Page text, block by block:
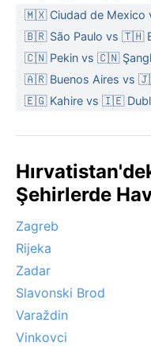
🇲🇽 Ciudad de Mexico
🇧🇷 São Paulo vs 🇹🇭
🇨🇳 Pekin vs 🇨🇳
🇦🇷 Buenos Aires vs
🇪🇬 Kahire vs 🇮🇪
Şehirlerde
Zagreb
Rijeka
Zadar
Slavonski Brod
Varaždin
Vinkovci